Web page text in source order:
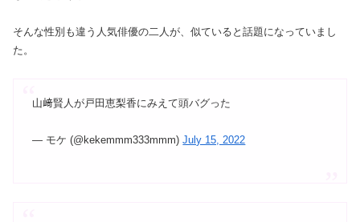
そんな性別も違う人気俳優の二人が、似ていると話題になっていまし
た。
山﨑賢人が戸田恵梨香にみえて頭バグった
— モケ (@kekemmm333mmm)July 15, 2022